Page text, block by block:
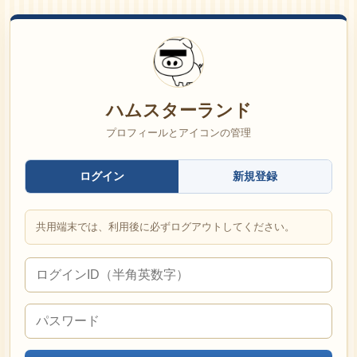
ハムスターランド
プロフィールとアイコンの管理
ログイン 新規登録
共用端末では、利用後に必ずログアウトしてください。